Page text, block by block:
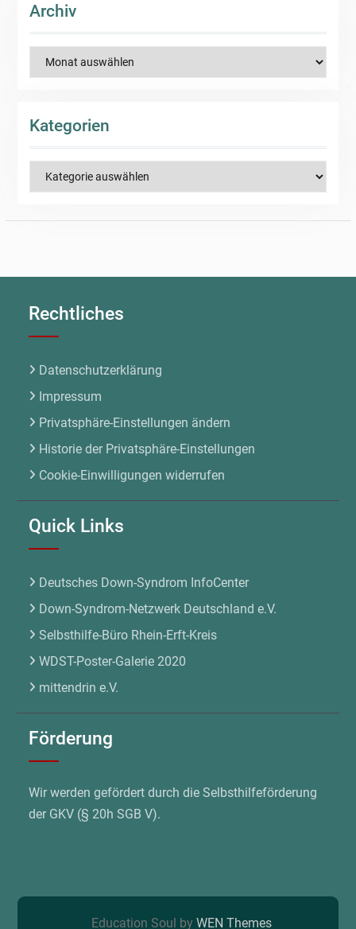
Archiv
Archiv
Kategorien
Kategorien
Rechtliches
Datenschutzerklärung
Impressum
Privatsphäre-Einstellungen ändern
Historie der Privatsphäre-Einstellungen
Cookie-Einwilligungen widerrufen
Quick Links
Deutsches Down-Syndrom InfoCenter
Down-Syndrom-Netzwerk Deutschland e.V.
Selbsthilfe-Büro Rhein-Erft-Kreis
WDST-Poster-Galerie 2020
mittendrin e.V.
Förderung
Wir werden gefördert durch die Selbsthilfeförderung
der GKV (§ 20h SGB V).
Education Soul byWEN Themes